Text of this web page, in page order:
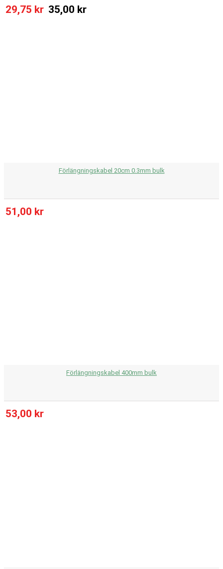
29,75 kr 35,00 kr
Förlängningskabel 20cm 0.3mm bulk
51,00 kr
Förlängningskabel 400mm bulk
53,00 kr